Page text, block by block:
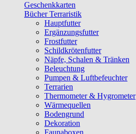
Geschenkkarten
Bücher Terraristik
Hauptfutter
Ergänzungsfutter
Frostfutter
Schildkrötenfutter
Näpfe, Schalen & Tränken
Beleuchtung
Pumpen & Luftbefeuchter
Terrarien
Thermometer & Hygrometer
Wärmequellen
Bodengrund
Dekoration
Faunaboxen